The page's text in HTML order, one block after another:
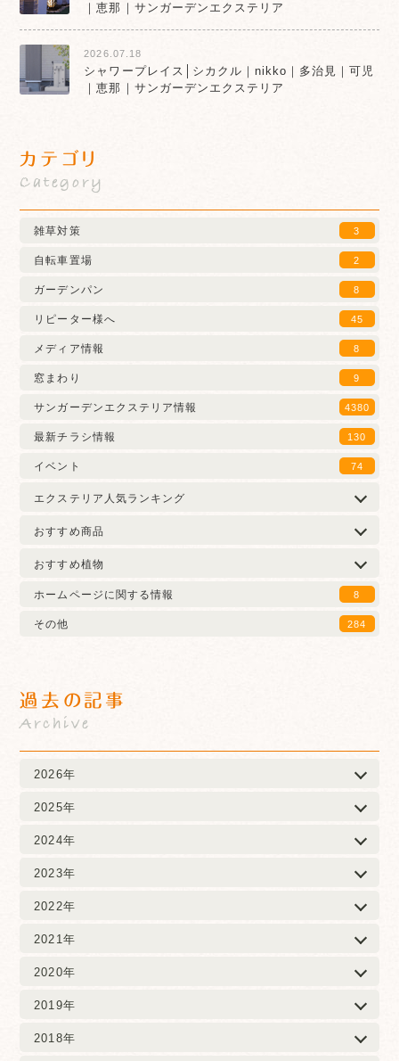
｜恵那｜サンガーデンエクステリア
2026.07.18
シャワープレイス│シカクル｜nikko｜多治見｜可児
｜恵那｜サンガーデンエクステリア
カテゴリ
Category
雑草対策 3
自転車置場 2
ガーデンパン 8
リピーター様へ 45
メディア情報 8
窓まわり 9
サンガーデンエクステリア情報 4380
最新チラシ情報 130
イベント 74
エクステリア人気ランキング
おすすめ商品
おすすめ植物
ホームページに関する情報
8
その他 284
過去の記事
Archive
2026年
2025年
2024年
2023年
2022年
2021年
2020年
2019年
2018年